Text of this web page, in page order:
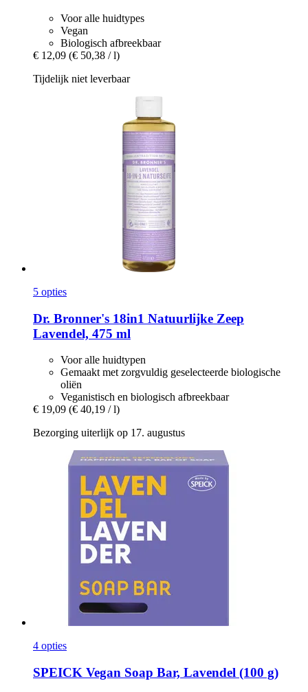
Voor alle huidtypes
Vegan
Biologisch afbreekbaar
€ 12,09 (€ 50,38 / l)
Tijdelijk niet leverbaar
5 opties
Dr. Bronner's 18in1 Natuurlijke Zeep
Lavendel, 475 ml
Voor alle huidtypen
Gemaakt met zorgvuldig geselecteerde biologische
oliën
Veganistisch en biologisch afbreekbaar
€ 19,09 (€ 40,19 / l)
Bezorging uiterlijk op 17. augustus
4 opties
SPEICK Vegan Soap Bar, Lavendel (100 g)